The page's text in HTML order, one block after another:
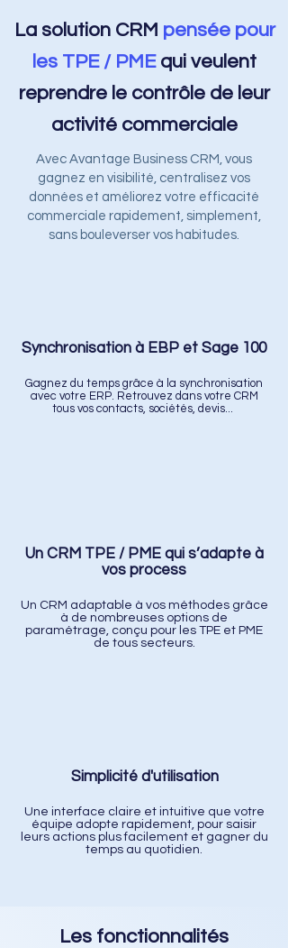
La solution CRM pensée pour
les TPE / PMEqui veulent
reprendre le contrôle de leur
activité commerciale
Avec Avantage Business CRM, vous
gagnez en visibilité, centralisez vos
données et améliorez votre efficacité
commerciale rapidement, simplement,
sans bouleverser vos habitudes.
Gagnez du temps grâce à la synchronisation
avec votre ERP. Retrouvez dans votre CRM
tous vos contacts, sociétés, devis... ​
Synchronisation à EBP et Sage 100
Un CRM adaptable à vos méthodes grâce
à de nombreuses options de
paramétrage, conçu pour les TPE et PME
de tous secteurs.
Un CRM TPE / PME qui s’adapte à
vos process
Simplicité d'utilisation
Une interface claire et intuitive que votre
équipe adopte rapidement, pour saisir
leurs actions plus facilement et gagner du
temps au quotidien.
Les fonctionnalités